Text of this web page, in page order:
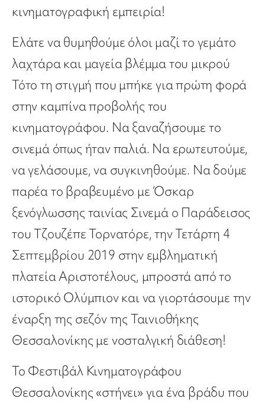
κινηματογραφική εμπειρία!
Ελάτε να θυμηθούμε όλοι μαζί το γεμάτο
λαχτάρα και μαγεία βλέμμα του μικρού
Τότο τη στιγμή που μπήκε για πρώτη φορά
στην καμπίνα προβολής του
κινηματογράφου. Να ξαναζήσουμε το
σινεμά όπως ήταν παλιά. Να ερωτευτούμε,
να γελάσουμε, να συγκινηθούμε. Να δούμε
παρέα το βραβευμένο με Όσκαρ
ξενόγλωσσης ταινίας Σινεμά ο Παράδεισος
του Τζουζέπε Τορνατόρε, την Τετάρτη 4
Σεπτεμβρίου 2019 στην εμβληματική
πλατεία Αριστοτέλους, μπροστά από το
ιστορικό Ολύμπιον και να γιορτάσουμε την
έναρξη της σεζόν της Ταινιοθήκης
Θεσσαλονίκης με νοσταλγική διάθεση!
Το Φεστιβάλ Κινηματογράφου
Θεσσαλονίκης «στήνει» για ένα βράδυ που